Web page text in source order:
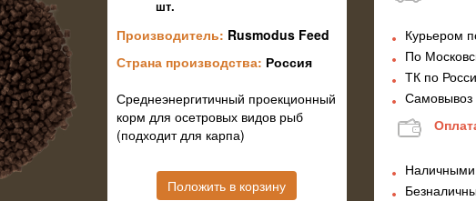
шт.
Производитель: Rusmodus Feed
Страна производства: Россия
Среднеэнергитичный проекционный
корм для осетровых видов рыб
(подходит для карпа)
Положить в корзину
Курьером
По
ТК по
Самовывоз